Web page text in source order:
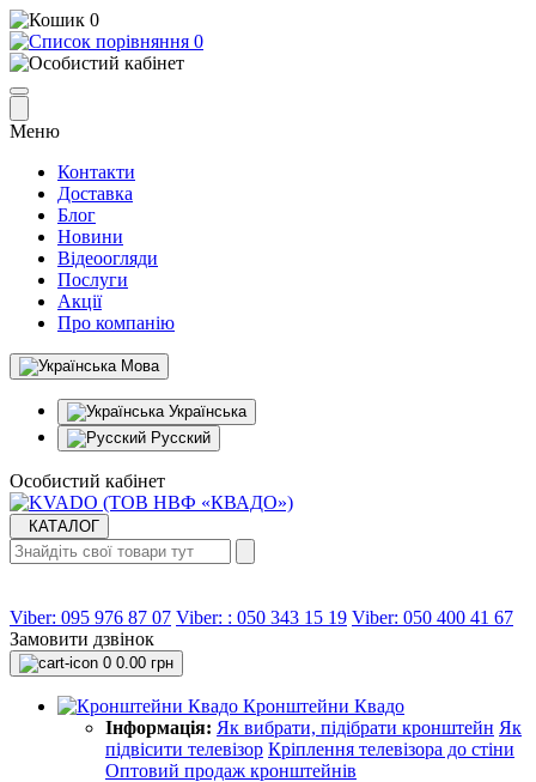
0
0
Меню
Контакти
Доставка
Блог
Новини
Відеоогляди
Послуги
Акції
Про компанію
Мова
Українська
Русский
Особистий кабінет
КАТАЛОГ
Viber: 095 976 87 07 Viber: : 050 343 15 19‬ Viber: 050 400 41 67
Замовити дзвінок
0 0.00 грн
Кронштейни Квадо
Інформація: Як вибрати, підібрати кронштейн Як
підвісити телевізор Кріплення телевізора до стіни
Оптовий продаж кронштейнів